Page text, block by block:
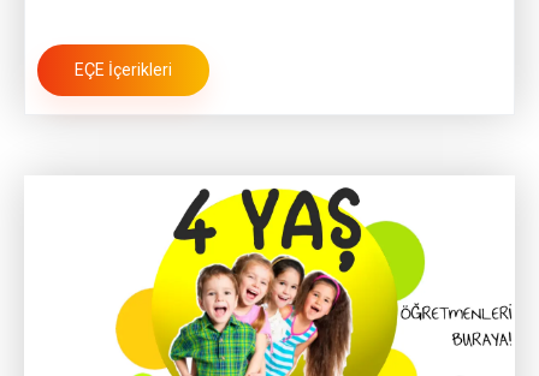
EÇE İçerikleri